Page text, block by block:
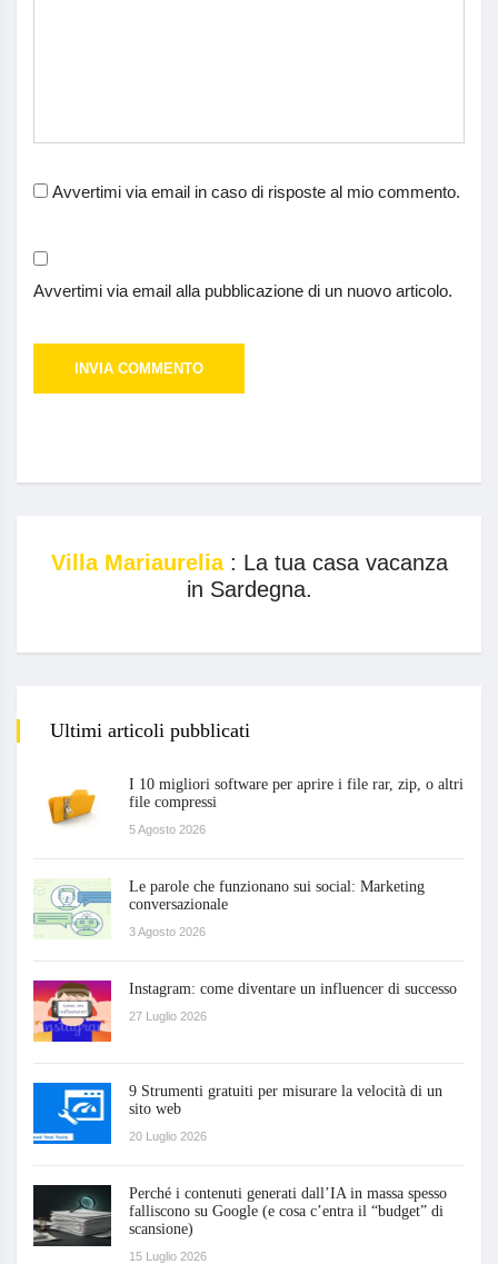
Avvertimi via email in caso di risposte al mio commento.
Avvertimi via email alla pubblicazione di un nuovo articolo.
Villa Mariaurelia : La tua casa vacanza
in Sardegna.
Ultimi articoli pubblicati
I 10 migliori software per aprire i file rar, zip, o altri
file compressi
5 Agosto 2026
Le parole che funzionano sui social: Marketing
conversazionale
3 Agosto 2026
Instagram: come diventare un influencer di successo
27 Luglio 2026
9 Strumenti gratuiti per misurare la velocità di un
sito web
20 Luglio 2026
Perché i contenuti generati dall’IA in massa spesso
falliscono su Google (e cosa c’entra il “budget” di
scansione)
15 Luglio 2026